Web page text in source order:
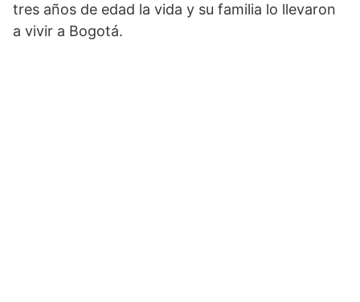
tres años de edad la vida y su familia lo llevaron
a vivir a Bogotá.